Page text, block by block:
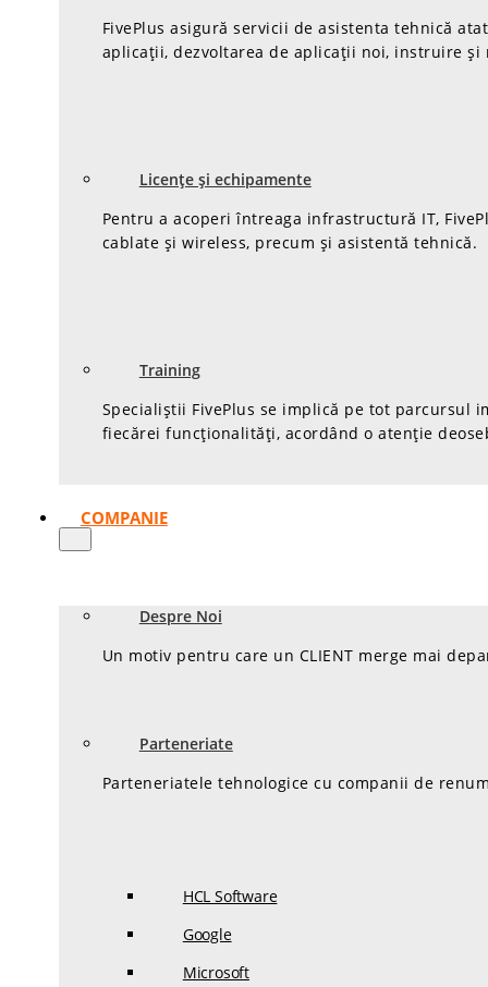
FivePlus asigură servicii de asistenta tehnică
aplicații, dezvoltarea de aplicații noi, instruire și
Licențe și echipamente
Pentru a acoperi întreaga infrastructură IT,
cablate și wireless, precum și asistentă tehnică.
Training
Specialiștii FivePlus se implică pe tot parcursul
fiecărei funcționalități, acordând o atenție
COMPANIE
Despre Noi
Un motiv pentru care un CLIENT merge mai
Parteneriate
Parteneriatele tehnologice cu companii de
HCL Software
Google
Microsoft